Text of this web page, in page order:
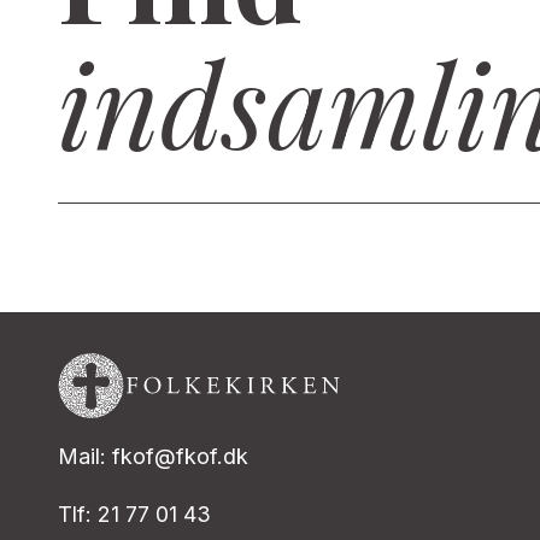
Mail: fkof@fkof.dk
Tlf: 21 77 01 43